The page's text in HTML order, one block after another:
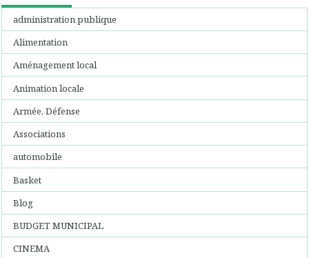
administration publique
Alimentation
Aménagement local
Animation locale
Armée, Défense
Associations
automobile
Basket
Blog
BUDGET MUNICIPAL
CINEMA